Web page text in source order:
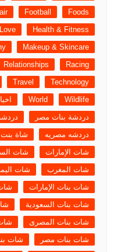
Foods
Football
Health & Fitness
Makeup & Skincare
Racing
Relationships
Technology
Travel
Wildlife
World
دردشة بنات مصر
دردشه مصريه
شاة
شات الإمارات
شات
شات المغرب
شات
شات بنات الإمارات
شات بنات السعودية
شات بنات المصرى
شات بنات مصر
شات